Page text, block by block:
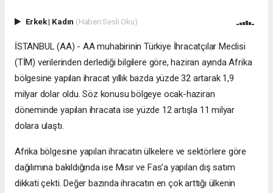
Erkek| Kadın (Haberi Sesli Oku)
İSTANBUL (AA) - AA muhabirinin Türkiye İhracatçılar Meclisi
(TİM) verilerinden derlediği bilgilere göre, haziran ayında Afrika
bölgesine yapılan ihracat yıllık bazda yüzde 32 artarak 1,9
milyar dolar oldu. Söz konusu bölgeye ocak-haziran
döneminde yapılan ihracata ise yüzde 12 artışla 11 milyar
dolara ulaştı.
Afrika bölgesine yapılan ihracatın ülkelere ve sektörlere göre
dağılımına bakıldığında ise Mısır ve Fas'a yapılan dış satım
dikkati çekti. Değer bazında ihracatın en çok arttığı ülkenin